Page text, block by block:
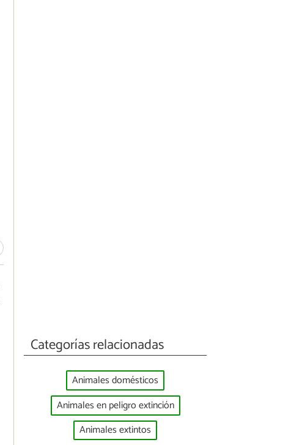
Categorías relacionadas
Animales domésticos
Animales en peligro extinción
Animales extintos